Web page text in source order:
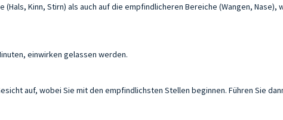
Kinn, Stirn) als auch auf die empfindlicheren Bereiche (Wangen, Nase),
einwirken gelassen werden.
auf, wobei Sie mit den empfindlichsten Stellen beginnen. Führen Sie